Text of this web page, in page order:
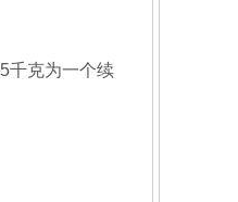
千克为一个续